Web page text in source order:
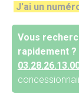
J'ai un
Vous
rapidement ?